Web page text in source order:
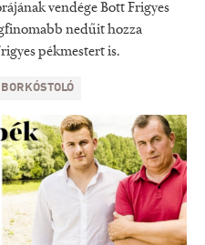
vendége Bott Frigyes
nedűit hozza
pékmestert is.
BORKÓSTOLÓ